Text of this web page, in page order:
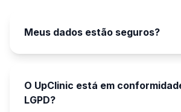
Meus dados estão seguros?
O UpClinic está em
LGPD?